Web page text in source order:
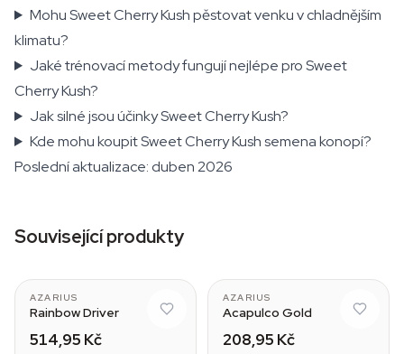
Mohu Sweet Cherry Kush pěstovat venku v chladnějším
klimatu?
Jaké trénovací metody fungují nejlépe pro Sweet
Cherry Kush?
Jak silné jsou účinky Sweet Cherry Kush?
Kde mohu koupit Sweet Cherry Kush semena konopí?
Poslední aktualizace: duben 2026
Související produkty
AZARIUS
Rainbow Driver
514,95 Kč
AZARIUS
Acapulco Gold
208,95 Kč